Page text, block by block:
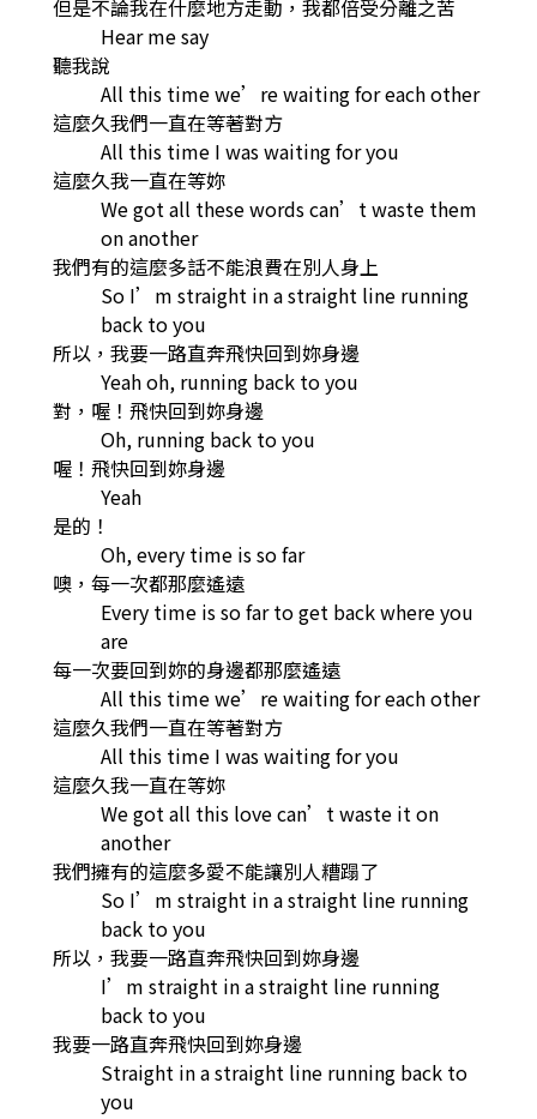
但是不論我在什麼地方走動，我都倍受分離之苦
Hear me say
聽我說
All this time we’re waiting for each other
這麼久我們一直在等著對方
All this time I was waiting for you
這麼久我一直在等妳
We got all these words can’t waste them
on another
我們有的這麼多話不能浪費在別人身上
So I’m straight in a straight line running
back to you
所以，我要一路直奔飛快回到妳身邊
Yeah oh, running back to you
對，喔！飛快回到妳身邊
Oh, running back to you
喔！飛快回到妳身邊
Yeah
是的！
Oh, every time is so far
噢，每一次都那麼遙遠
Every time is so far to get back where you
are
每一次要回到妳的身邊都那麼遙遠
All this time we’re waiting for each other
這麼久我們一直在等著對方
All this time I was waiting for you
這麼久我一直在等妳
We got all this love can’t waste it on
another
我們擁有的這麼多愛不能讓別人糟蹋了
So I’m straight in a straight line running
back to you
所以，我要一路直奔飛快回到妳身邊
I’m straight in a straight line running
back to you
我要一路直奔飛快回到妳身邊
Straight in a straight line running back to
you